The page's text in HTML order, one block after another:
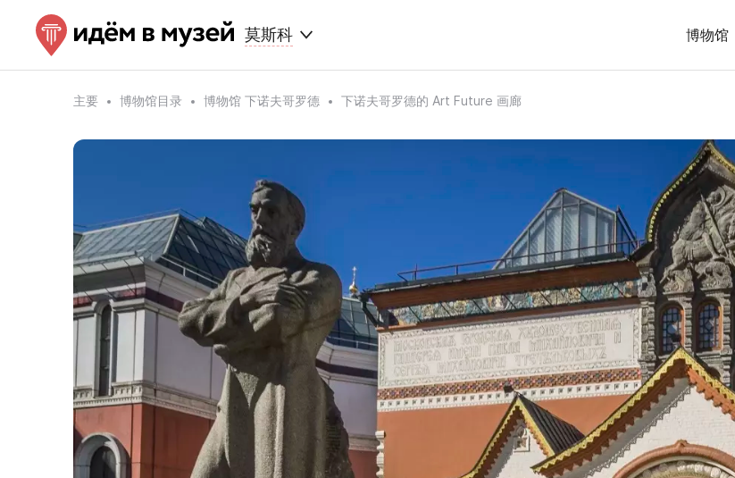
莫斯科 博物馆
主要 博物馆目录 博物馆 下诺夫哥罗德 下诺夫哥罗德的 Art Future 画廊